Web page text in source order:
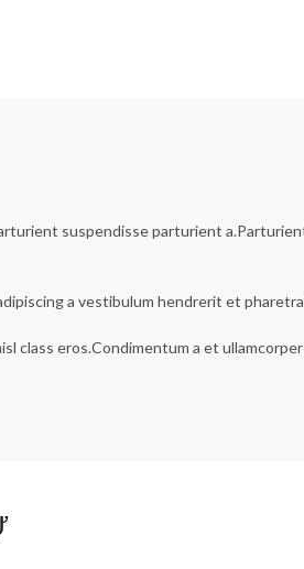
suspendisse parturient
a vestibulum hendrerit et
class eros.Condimentum a et